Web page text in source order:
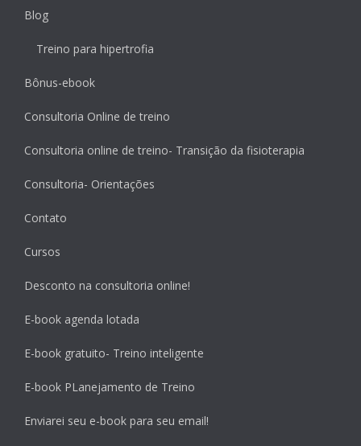
Blog
Treino para hipertrofia
Bônus-ebook
Consultoria Online de treino
Consultoria online de treino- Transição da fisioterapia
Consultoria- Orientações
Contato
Cursos
Desconto na consultoria online!
E-book agenda lotada
E-book gratuito- Treino inteligente
E-book PLanejamento de Treino
Enviarei seu e-book para seu email!